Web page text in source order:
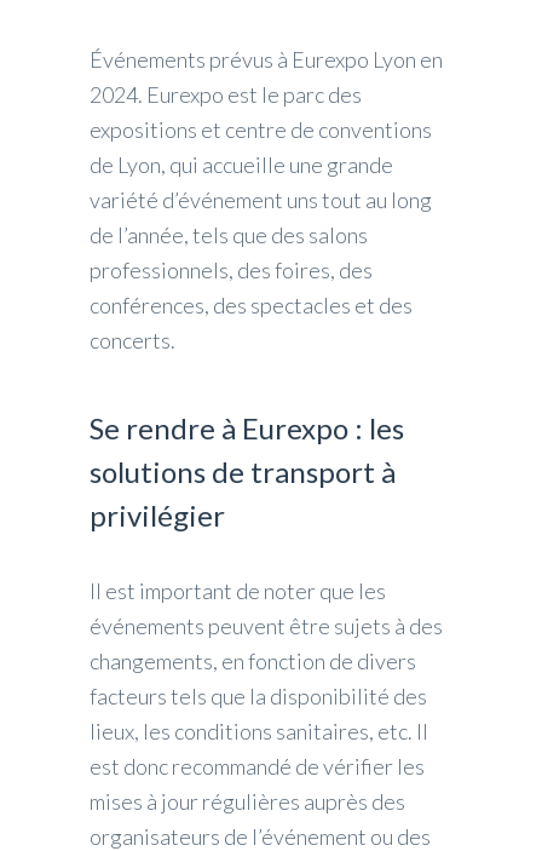
Événements prévus à Eurexpo Lyon en
2024. Eurexpo est le parc des
expositions et centre de conventions
de Lyon, qui accueille une grande
variété d’événement uns tout au long
de l’année, tels que des salons
professionnels, des foires, des
conférences, des spectacles et des
concerts.
Se rendre à Eurexpo : les
solutions de transport à
privilégier
Il est important de noter que les
événements peuvent être sujets à des
changements, en fonction de divers
facteurs tels que la disponibilité des
lieux, les conditions sanitaires, etc. Il
est donc recommandé de vérifier les
mises à jour régulières auprès des
organisateurs de l’événement ou des